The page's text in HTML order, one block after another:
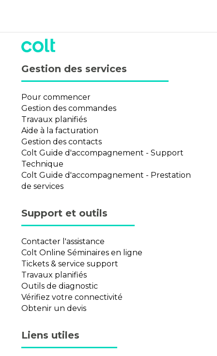
Gestion des services
Pour commencer
Gestion des commandes
Travaux planifiés
Aide à la facturation
Gestion des contacts
Colt Guide d'accompagnement - Support
Technique
Colt Guide d'accompagnement - Prestation
de services
Support et outils
Contacter l'assistance
Colt Online Séminaires en ligne
Tickets & service support
Travaux planifiés
Outils de diagnostic
Vérifiez votre connectivité
Obtenir un devis
Liens utiles